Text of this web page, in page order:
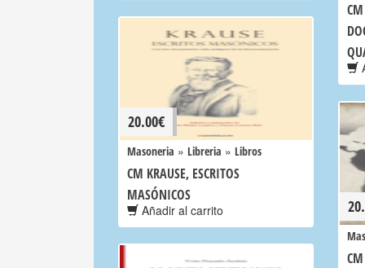
20.00€
Masoneria » Libreria » Libros
CM KRAUSE, ESCRITOS
MASÓNICOS
Añadir al carrito